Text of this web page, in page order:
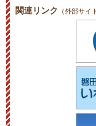
関連リンク （外部サイ